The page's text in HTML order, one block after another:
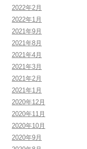
2022年2月
2022年1月
2021年9月
2021年8月
2021年4月
2021年3月
2021年2月
2021年1月
2020年12月
2020年11月
2020年10月
2020年9月